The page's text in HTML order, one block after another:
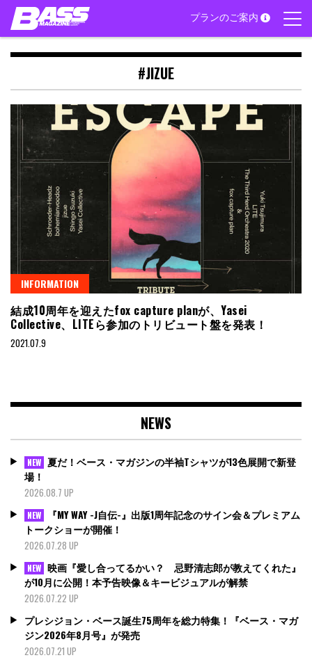
Skip
content
プランのご案内
#JIZUE
INFORMATION
結成10周年を迎えたfox capture planが、Yasei
Collective、LITEら参加のトリビュート盤を発表！
2021.07.9
NEWS
NEW 夏だ！ベース・マガジンの半袖Tシャツが13色展開で新登
場！
2026.08.7 UP
NEW
『MY WAY -J自伝-』出版1周年記念のサイン会＆プレミアム
トークショーが開催！
2026.07.28 UP
NEW 映画『愛し合ってるかい？ 忌野清志郎が教えてくれた』
が10月に公開！本予告映像＆キービジュアルが解禁
2026.07.22 UP
プレシジョン・ベース誕生75周年を総力特集！『ベース・マガ
ジン2026年8月号』が発売
2026.07.21 UP